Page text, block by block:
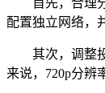
首先，合理
配置独立网络，
其次，调整
来说，720p分辨